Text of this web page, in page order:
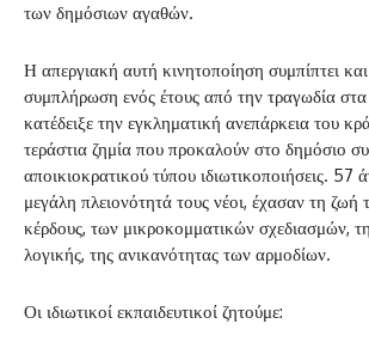
των δημόσιων αγαθών.
Η απεργιακή αυτή κινητοποίηση συμπίπτει
συμπλήρωση ενός έτους από την τραγωδία
κατέδειξε την εγκληματική ανεπάρκεια του
τεράστια ζημία που προκαλούν στο δημόσιο
αποικιοκρατικού τύπου ιδιωτικοποιήσεις. 57
μεγάλη πλειονότητά τους νέοι, έχασαν τη
κέρδους, των μικροκομματικών σχεδιασμών,
λογικής, της ανικανότητας των αρμοδίων.
Οι ιδιωτικοί εκπαιδευτικοί ζητούμε: